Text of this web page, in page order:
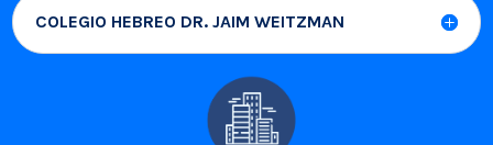
COLEGIO HEBREO DR. JAIM WEITZMAN